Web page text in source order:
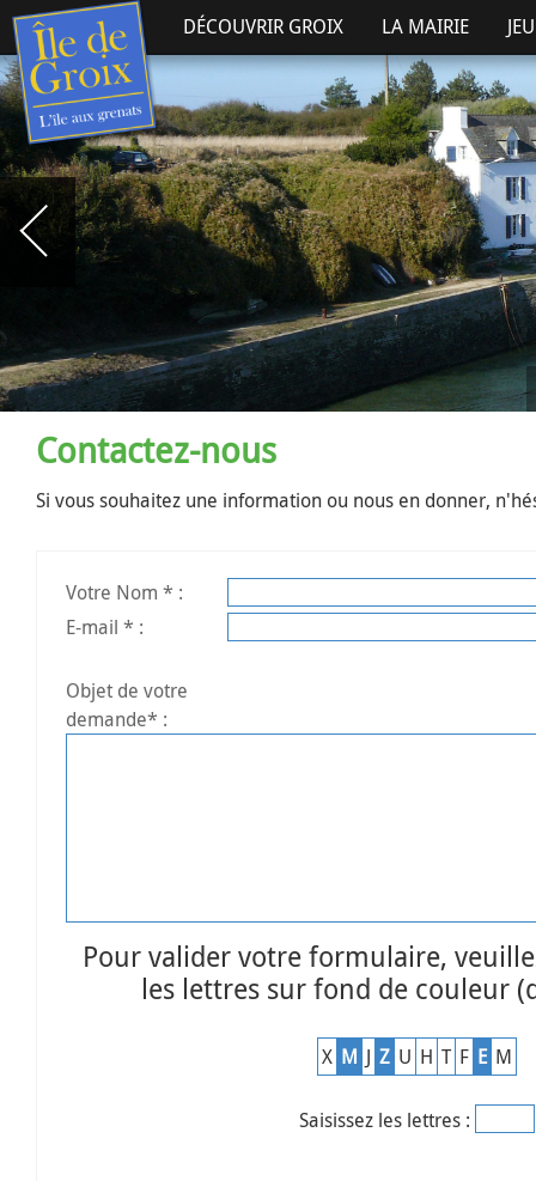
DÉCOUVRIR GROIX LA MAIRIE
Contactez-nous
Si vous souhaitez une information ou nous en donner,
Votre Nom * :
E-mail * :
Objet de votre
demande* :
Pour valider votre formulaire,
les lettres sur fond de couleur
X M J Z U H T F E M
Saisissez les lettres :